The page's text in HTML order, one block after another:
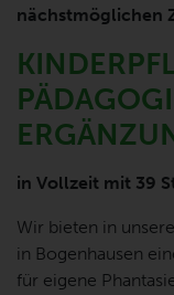
nächstmöglichen
in Vollzeit mit 39
Wir bieten in
in Bogenhausen
für eigene